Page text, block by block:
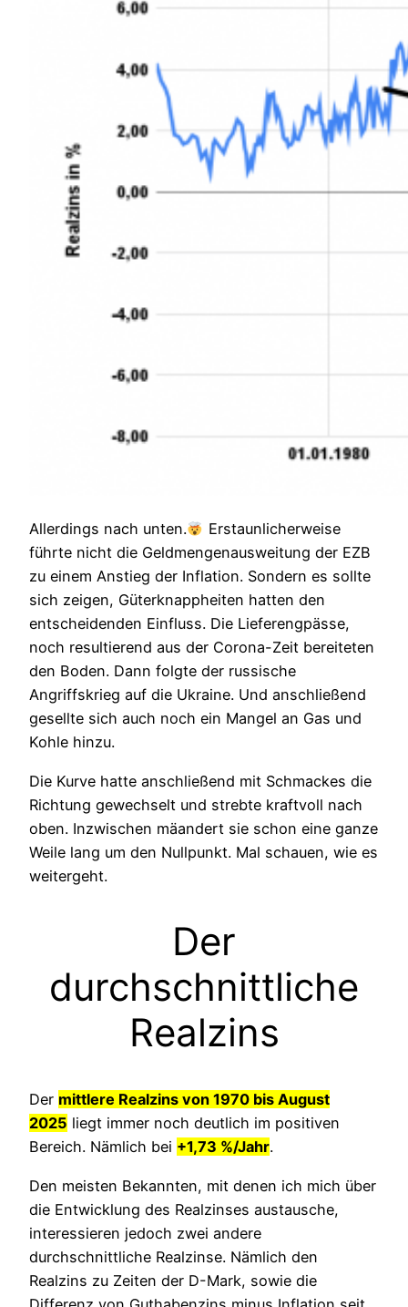
Allerdings nach unten.
Erstaunlicherweise
führte nicht die Geldmengenausweitung der EZB
zu einem Anstieg der Inflation. Sondern es sollte
sich zeigen, Güterknappheiten hatten den
entscheidenden Einfluss. Die Lieferengpässe,
noch resultierend aus der Corona-Zeit bereiteten
den Boden. Dann folgte der russische
Angriffskrieg auf die Ukraine. Und anschließend
gesellte sich auch noch ein Mangel an Gas und
Kohle hinzu.
Die Kurve hatte anschließend mit Schmackes die
Richtung gewechselt und strebte kraftvoll nach
oben. Inzwischen mäandert sie schon eine ganze
Weile lang um den Nullpunkt. Mal schauen, wie es
weitergeht.
Der
durchschnittliche
Realzins
Der mittlere Realzins von 1970 bis August
2025 liegt immer noch deutlich im positiven
Bereich. Nämlich bei +1,73 %/Jahr.
Den meisten Bekannten, mit denen ich mich über
die Entwicklung des Realzinses austausche,
interessieren jedoch zwei andere
durchschnittliche Realzinse. Nämlich den
Realzins zu Zeiten der D-Mark, sowie die